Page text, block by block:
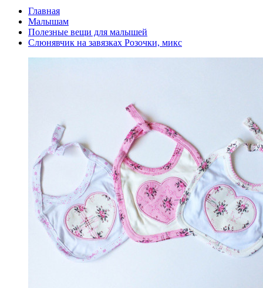
Главная
Малышам
Полезные вещи для малышей
Слюнявчик на завязках Розочки, микс